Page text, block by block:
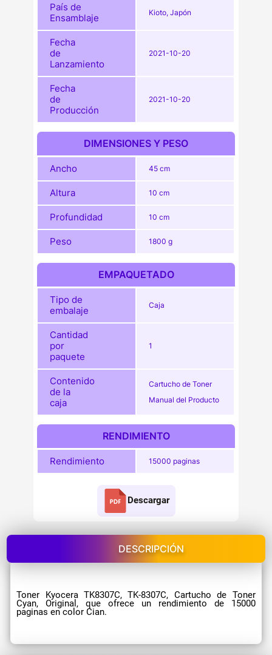
País de
Ensamblaje
Kioto, Japón
Fecha
de
Lanzamiento
2021-10-20
Fecha
de
Producción
2021-10-20
DIMENSIONES Y PESO
Ancho 45 cm
Altura 10 cm
Profundidad 10 cm
Peso 1800 g
EMPAQUETADO
Tipo de
embalaje
Caja
Cantidad
por
paquete
1
Contenido
de la
caja
Cartucho de Toner
Manual del Producto
RENDIMIENTO
Rendimiento 15000 paginas
Descargar
DESCRIPCIÓN
Toner Kyocera TK8307C, TK-8307C, Cartucho de Toner
Cyan, Original, que ofrece un rendimiento de 15000
paginas en color Cian.